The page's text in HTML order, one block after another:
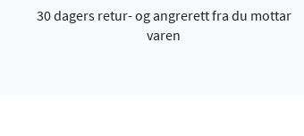
30 dagers retur- og angrerett fra du mottar
varen